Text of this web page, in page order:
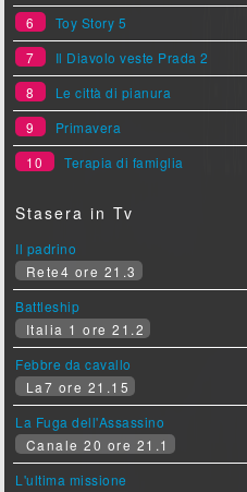
6
Toy Story 5
7
Il Diavolo veste Prada 2
8
Le città di pianura
9
Primavera
10
Terapia di famiglia
Stasera in Tv
Il padrino
Rete4 ore 21.3
Battleship
Italia 1 ore 21.2
Febbre da cavallo
La7 ore 21.15
La Fuga dell'Assassino
Canale 20 ore 21.1
L'ultima missione